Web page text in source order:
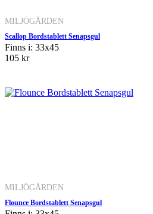
MILJÖGÅRDEN
Scallop Bordstablett Senapsgul
Finns i: 33x45
105 kr
MILJÖGÅRDEN
Flounce Bordstablett Senapsgul